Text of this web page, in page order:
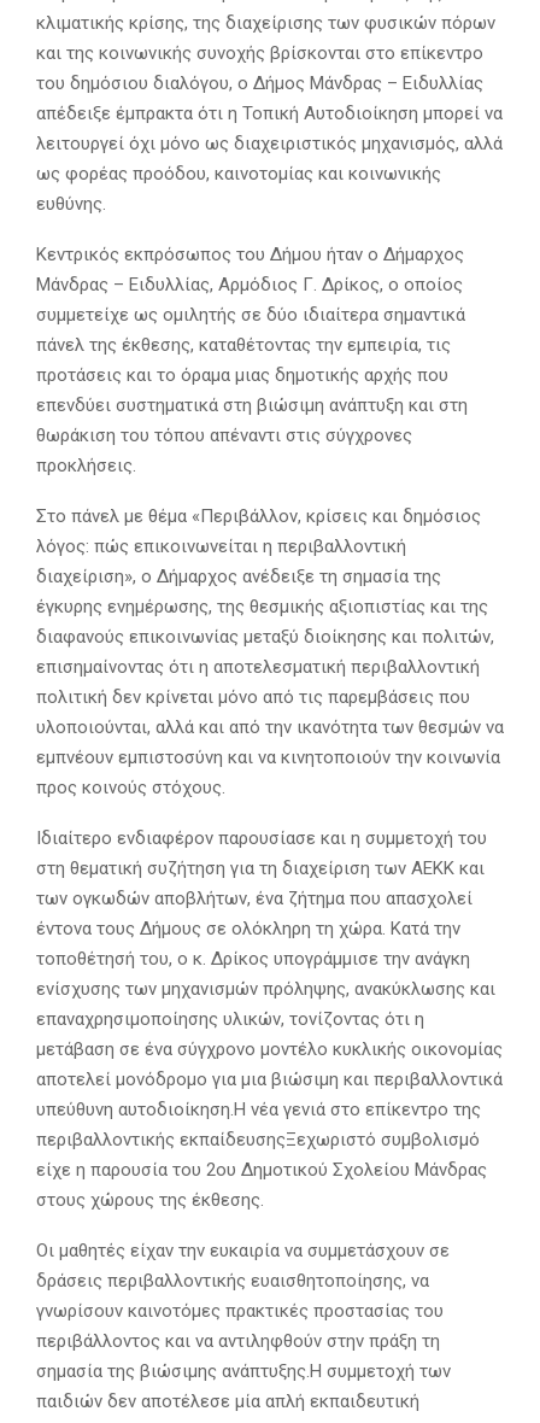
κλιματικής κρίσης, της διαχείρισης των φυσικών πόρων
και της κοινωνικής συνοχής βρίσκονται στο επίκεντρο
του δημόσιου διαλόγου, ο Δήμος Μάνδρας – Ειδυλλίας
απέδειξε έμπρακτα ότι η Τοπική Αυτοδιοίκηση μπορεί να
λειτουργεί όχι μόνο ως διαχειριστικός μηχανισμός, αλλά
ως φορέας προόδου, καινοτομίας και κοινωνικής
ευθύνης.
Κεντρικός εκπρόσωπος του Δήμου ήταν ο Δήμαρχος
Μάνδρας – Ειδυλλίας, Αρμόδιος Γ. Δρίκος, ο οποίος
συμμετείχε ως ομιλητής σε δύο ιδιαίτερα σημαντικά
πάνελ της έκθεσης, καταθέτοντας την εμπειρία, τις
προτάσεις και το όραμα μιας δημοτικής αρχής που
επενδύει συστηματικά στη βιώσιμη ανάπτυξη και στη
θωράκιση του τόπου απέναντι στις σύγχρονες
προκλήσεις.
Στο πάνελ με θέμα «Περιβάλλον, κρίσεις και δημόσιος
λόγος: πώς επικοινωνείται η περιβαλλοντική
διαχείριση», ο Δήμαρχος ανέδειξε τη σημασία της
έγκυρης ενημέρωσης, της θεσμικής αξιοπιστίας και της
διαφανούς επικοινωνίας μεταξύ διοίκησης και πολιτών,
επισημαίνοντας ότι η αποτελεσματική περιβαλλοντική
πολιτική δεν κρίνεται μόνο από τις παρεμβάσεις που
υλοποιούνται, αλλά και από την ικανότητα των θεσμών να
εμπνέουν εμπιστοσύνη και να κινητοποιούν την κοινωνία
προς κοινούς στόχους.
Ιδιαίτερο ενδιαφέρον παρουσίασε και η συμμετοχή του
στη θεματική συζήτηση για τη διαχείριση των ΑΕΚΚ και
των ογκωδών αποβλήτων, ένα ζήτημα που απασχολεί
έντονα τους Δήμους σε ολόκληρη τη χώρα. Κατά την
τοποθέτησή του, ο κ. Δρίκος υπογράμμισε την ανάγκη
ενίσχυσης των μηχανισμών πρόληψης, ανακύκλωσης και
επαναχρησιμοποίησης υλικών, τονίζοντας ότι η
μετάβαση σε ένα σύγχρονο μοντέλο κυκλικής οικονομίας
αποτελεί μονόδρομο για μια βιώσιμη και περιβαλλοντικά
υπεύθυνη αυτοδιοίκηση.Η νέα γενιά στο επίκεντρο της
περιβαλλοντικής εκπαίδευσηςΞεχωριστό συμβολισμό
είχε η παρουσία του 2ου Δημοτικού Σχολείου Μάνδρας
στους χώρους της έκθεσης.
Οι μαθητές είχαν την ευκαιρία να συμμετάσχουν σε
δράσεις περιβαλλοντικής ευαισθητοποίησης, να
γνωρίσουν καινοτόμες πρακτικές προστασίας του
περιβάλλοντος και να αντιληφθούν στην πράξη τη
σημασία της βιώσιμης ανάπτυξης.Η συμμετοχή των
παιδιών δεν αποτέλεσε μία απλή εκπαιδευτική